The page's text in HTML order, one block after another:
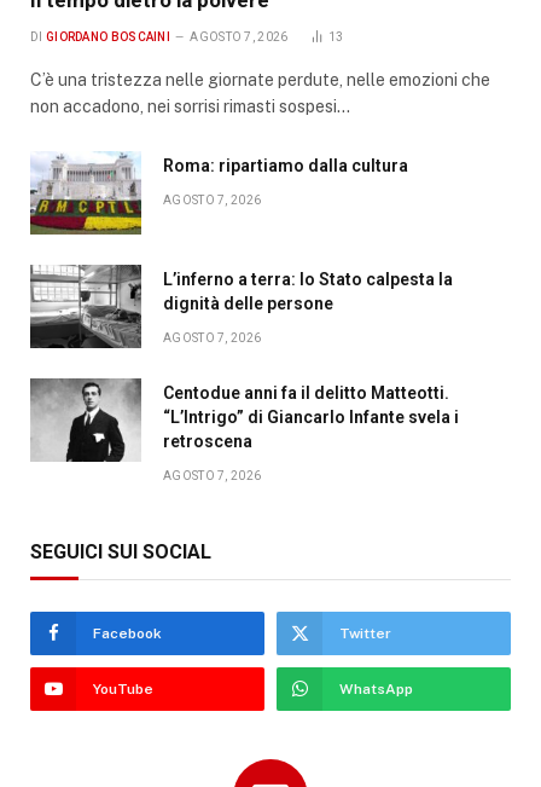
DI GIORDANO BOSCAINI AGOSTO 7, 2026 13
C’è una tristezza nelle giornate perdute, nelle emozioni che
non accadono, nei sorrisi rimasti sospesi…
Roma: ripartiamo dalla cultura
AGOSTO 7, 2026
L’inferno a terra: lo Stato calpesta la
dignità delle persone
AGOSTO 7, 2026
Centodue anni fa il delitto Matteotti.
“L’Intrigo” di Giancarlo Infante svela i
retroscena
AGOSTO 7, 2026
SEGUICI SUI SOCIAL
Facebook Twitter
YouTube WhatsApp